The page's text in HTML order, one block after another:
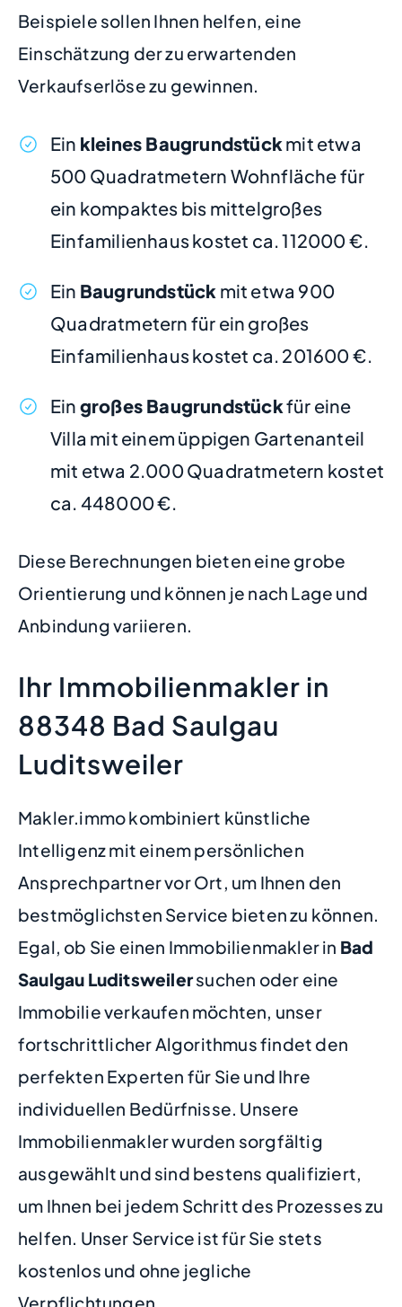
Beispiele sollen Ihnen helfen, eine
Einschätzung der zu erwartenden
Verkaufserlöse zu gewinnen.
Ein kleines Baugrundstückmit etwa
500 Quadratmetern Wohnfläche für
ein kompaktes bis mittelgroßes
Einfamilienhaus kostet ca. 112000 €.
Ein Baugrundstück mit etwa 900
Quadratmetern für ein großes
Einfamilienhaus kostet ca. 201600 €.
Ein großes Baugrundstückfür eine
Villa mit einem üppigen Gartenanteil
mit etwa 2.000 Quadratmetern kostet
ca. 448000 €.
Diese Berechnungen bieten eine grobe
Orientierung und können je nach Lage und
Anbindung variieren.
Ihr Immobilienmakler in
88348 Bad Saulgau
Luditsweiler
Makler.immo kombiniert künstliche
Intelligenz mit einem persönlichen
Ansprechpartner vor Ort, um Ihnen den
bestmöglichsten Service bieten zu können.
Egal, ob Sie einen Immobilienmakler in Bad
Saulgau Luditsweilersuchen oder eine
Immobilie verkaufen möchten, unser
fortschrittlicher Algorithmus findet den
perfekten Experten für Sie und Ihre
individuellen Bedürfnisse. Unsere
Immobilienmakler wurden sorgfältig
ausgewählt und sind bestens qualifiziert,
um Ihnen bei jedem Schritt des Prozesses zu
helfen. Unser Service ist für Sie stets
kostenlos und ohne jegliche
Verpflichtungen.